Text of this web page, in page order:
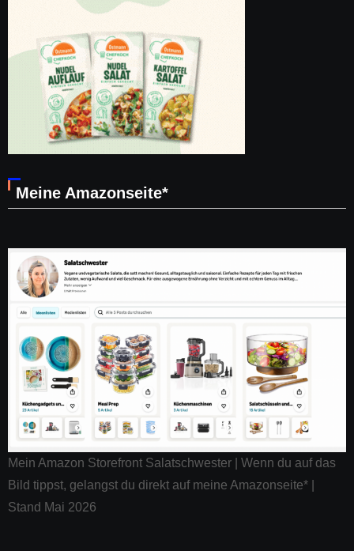
Meine Amazonseite*
Mein Amazon Storefront Salatschwester | Wenn du auf das
Bild tippst, gelangst du direkt auf meine Amazonseite* |
Stand Mai 2026